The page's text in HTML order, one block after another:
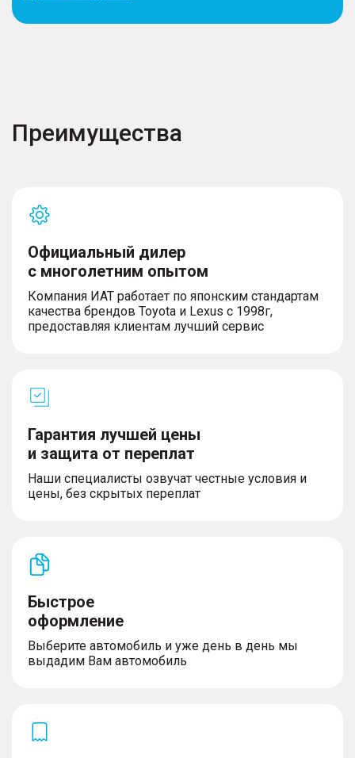
Преимущества
Официальный дилер
с многолетним опытом
Компания ИАТ работает по японским стандартам
качества брендов Toyota и Lexus с 1998г,
предоставляя клиентам лучший сервис
Гарантия лучшей цены
и защита от переплат
Наши специалисты озвучат честные условия и
цены, без скрытых переплат
Быстрое
оформление
Выберите автомобиль и уже день в день мы
выдадим Вам автомобиль